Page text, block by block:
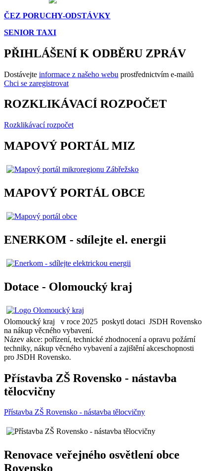
ČEZ PORUCHY-ODSTÁVKY
SENIOR TAXI
PŘIHLÁŠENÍ K ODBĚRU ZPRÁV
Dostávejte informace z našeho webu prostřednictvím e-mailů
Chci se zaregistrovat
ROZKLIKÁVACÍ ROZPOČET
Rozklikávací rozpočet
MAPOVÝ PORTÁL MIZ
MAPOVÝ PORTÁL OBCE
ENERKOM - sdílejte el. energii
Dotace - Olomoucký kraj
Olomoucký kraj v roce 2025 poskytl dotaci JSDH Rovensko
na nákup věcného vybavení.
Název akce: pořízení, technické zhodnocení a opravu požární
techniky, nákup věcného vybavení a zajištění akceschopnosti
pro JSDH Rovensko.
Přístavba ZŠ Rovensko - nástavba
tělocvičny
Přístavba ZŠ Rovensko - nástavba tělocvičny
Renovace veřejného osvětlení obce
Rovensko